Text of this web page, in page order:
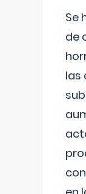
Se
de
las